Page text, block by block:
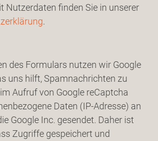
Nutzerdaten finden Sie in unserer
.
des Formulars nutzen wir Google
uns hilft, Spamnachrichten zu
Aufruf von Google reCaptcha
Daten (IP-Adresse) an
Google Inc. gesendet. Daher ist
Zugriffe gespeichert und